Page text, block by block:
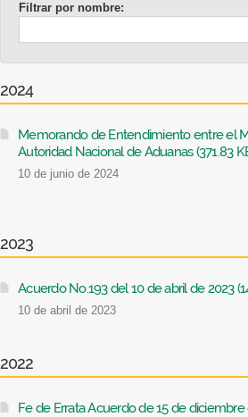
Filtrar por nombre:
2024
Memorando de Entendimiento entre el
Autoridad Nacional de Aduanas (371.83
10 de junio de 2024
2023
Acuerdo No.193 del 10 de abril de 2023
10 de abril de 2023
2022
Fe de Errata Acuerdo de 15 de diciembre